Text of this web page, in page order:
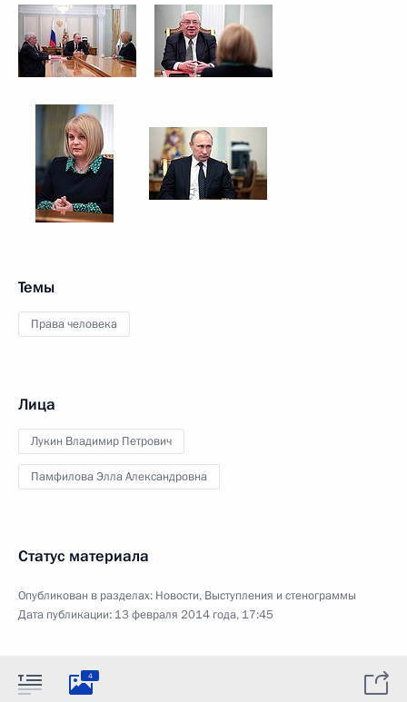
Темы
Права человека
Лица
Лукин Владимир Петрович
Памфилова Элла Александровна
Статус материала
Опубликован в разделах: Новости, Выступления и стенограммы
Дата публикации: 13 февраля 2014 года, 17:45
4